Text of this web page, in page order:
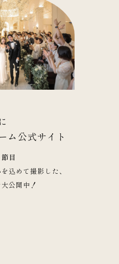
ム公式サイト
目
込めて撮影した、
公開中！